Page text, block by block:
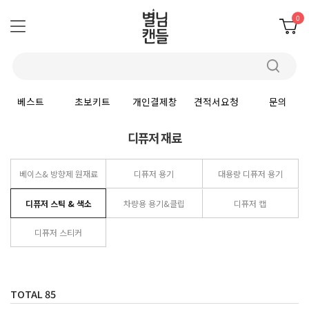
0
베스트 초보키트 개인결제창 견적서요청 문의
디퓨저 재료
베이스& 방향제 원재료 디퓨저 용기 대용량 디퓨저 용기
디퓨저 스틱 & 색소 차량용 용기&클립 디퓨저 캡
디퓨저 스티커
TOTAL85